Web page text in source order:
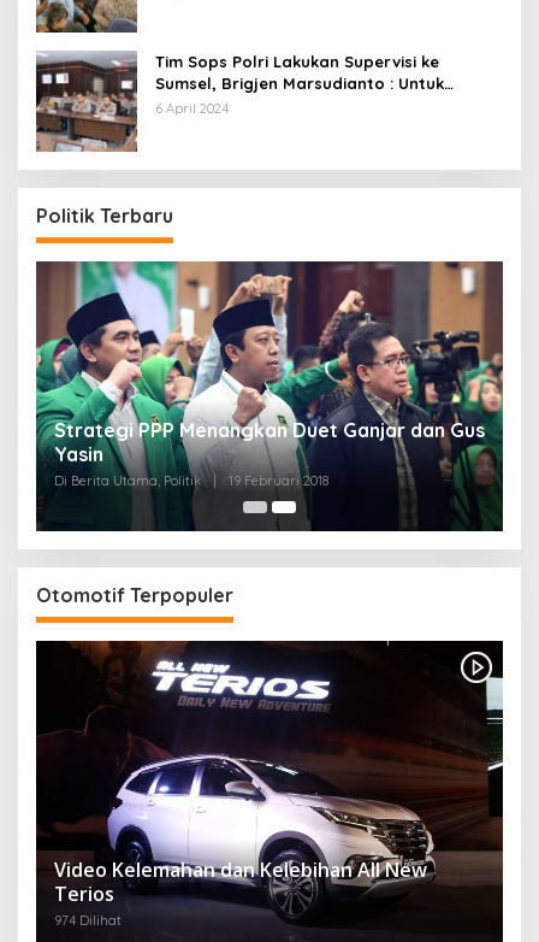
Tim Sops Polri Lakukan Supervisi ke
Sumsel, Brigjen Marsudianto : Untuk
Perkuat Langkah Polda.
6 April 2024
Politik Terbaru
Strategi PPP Menangkan Duet Ganjar dan Gus
Yasin
Di Berita Utama, Politik | 19 Februari 2018
Otomotif Terpopuler
Video Kelemahan dan Kelebihan All New
Terios
974 Dilihat